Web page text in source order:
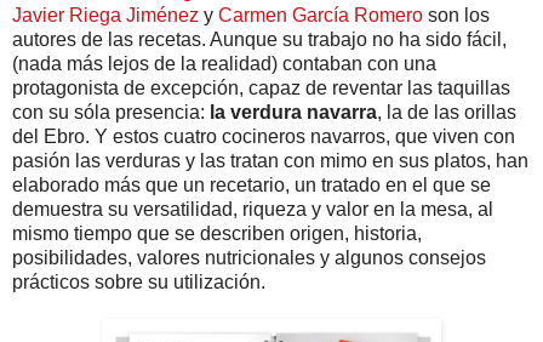
Javier Riega Jiménez y Carmen García Romero son los
autores de las recetas. Aunque su trabajo no ha sido fácil,
(nada más lejos de la realidad) contaban con una
protagonista de excepción, capaz de reventar las taquillas
con su sóla presencia: la verdura navarra, la de las orillas
del Ebro. Y estos cuatro cocineros navarros, que viven con
pasión las verduras y las tratan con mimo en sus platos, han
elaborado más que un recetario, un tratado en el que se
demuestra su versatilidad, riqueza y valor en la mesa, al
mismo tiempo que se describen origen, historia,
posibilidades, valores nutricionales y algunos consejos
prácticos sobre su utilización.